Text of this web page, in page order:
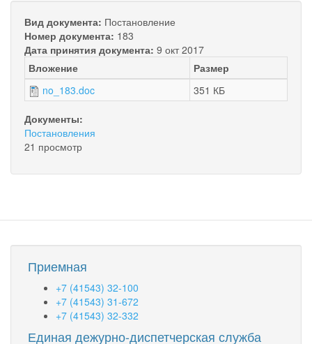
Вид документа: Постановление
Номер документа: 183
Дата принятия документа: 9 окт 2017
Вложение
Размер
no_183.doc
351 КБ
Документы:
Постановления
21 просмотр
Приемная
+7 (41543) 32-100
+7 (41543) 31-672
+7 (41543) 32-332
Единая дежурно-диспетчерская служба